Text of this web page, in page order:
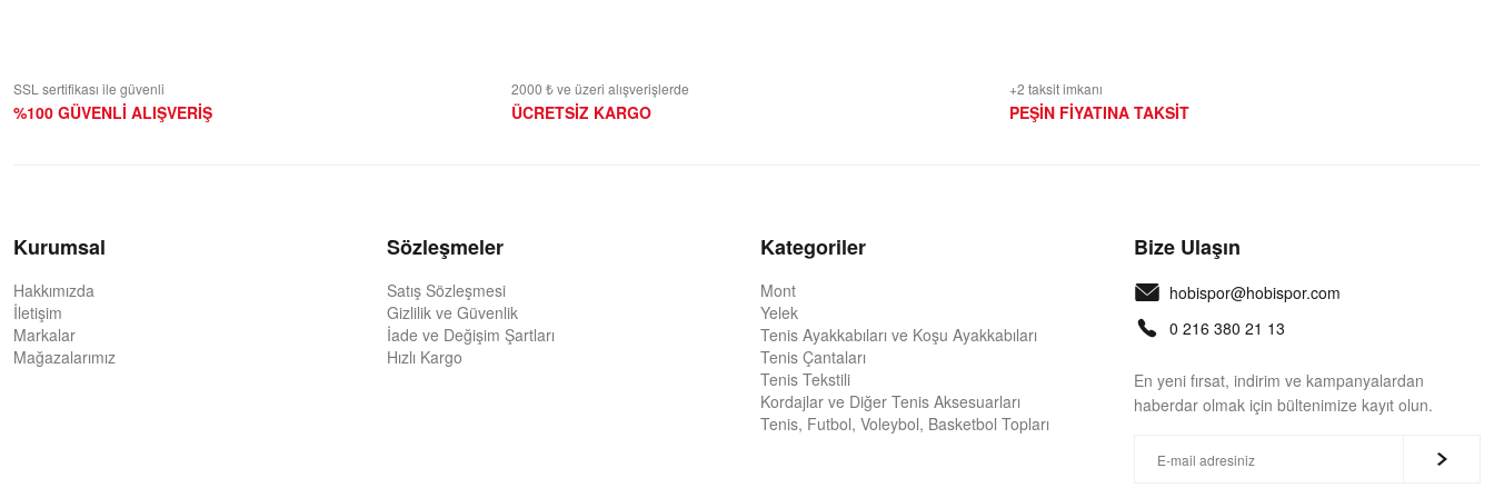
SSL sertifikası ile güvenli
%100 GÜVENLİ ALIŞVERİŞ
2000 ₺ ve üzeri alışverişlerde
ÜCRETSİZ KARGO
+2 taksit imkanı
PEŞİN FİYATINA TAKSİT
Kurumsal
Hakkımızda
İletişim
Markalar
Mağazalarımız
Sözleşmeler
Satış Sözleşmesi
Gizlilik ve Güvenlik
İade ve Değişim Şartları
Hızlı Kargo
Kategoriler
Mont
Yelek
Tenis Ayakkabıları ve Koşu Ayakkabıları
Tenis Çantaları
Tenis Tekstili
Kordajlar ve Diğer Tenis Aksesuarları
Tenis, Futbol, Voleybol, Basketbol Topları
Bize Ulaşın
hobispor@hobispor.com
0 216 380 21 13
En yeni fırsat, indirim ve kampanyalardan
haberdar olmak için bültenimize kayıt olun.